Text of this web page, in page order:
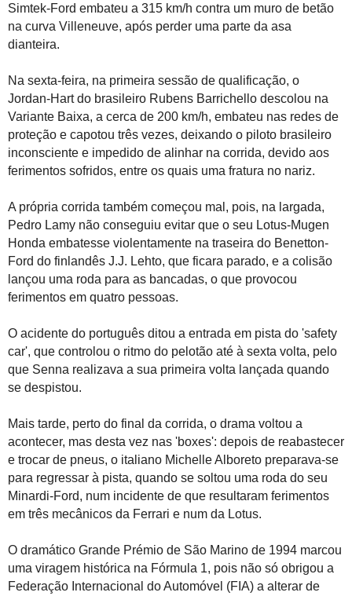
Simtek-Ford embateu a 315 km/h contra um muro de betão
na curva Villeneuve, após perder uma parte da asa
dianteira.
Na sexta-feira, na primeira sessão de qualificação, o
Jordan-Hart do brasileiro Rubens Barrichello descolou na
Variante Baixa, a cerca de 200 km/h, embateu nas redes de
proteção e capotou três vezes, deixando o piloto brasileiro
inconsciente e impedido de alinhar na corrida, devido aos
ferimentos sofridos, entre os quais uma fratura no nariz.
A própria corrida também começou mal, pois, na largada,
Pedro Lamy não conseguiu evitar que o seu Lotus-Mugen
Honda embatesse violentamente na traseira do Benetton-
Ford do finlandês J.J. Lehto, que ficara parado, e a colisão
lançou uma roda para as bancadas, o que provocou
ferimentos em quatro pessoas.
O acidente do português ditou a entrada em pista do 'safety
car', que controlou o ritmo do pelotão até à sexta volta, pelo
que Senna realizava a sua primeira volta lançada quando
se despistou.
Mais tarde, perto do final da corrida, o drama voltou a
acontecer, mas desta vez nas 'boxes': depois de reabastecer
e trocar de pneus, o italiano Michelle Alboreto preparava-se
para regressar à pista, quando se soltou uma roda do seu
Minardi-Ford, num incidente de que resultaram ferimentos
em três mecânicos da Ferrari e num da Lotus.
O dramático Grande Prémio de São Marino de 1994 marcou
uma viragem histórica na Fórmula 1, pois não só obrigou a
Federação Internacional do Automóvel (FIA) a alterar de